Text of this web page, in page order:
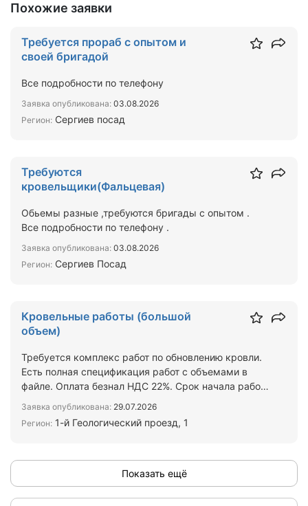
Похожие заявки
Требуется прораб с опытом и
своей бригадой
Все подробности по телефону
Заявка опубликована: 03.08.2026
Регион: Сергиев посад
Требуются
кровельщики(Фальцевая)
Обьемы разные ,требуются бригады с опытом .
Все подробности по телефону .
Заявка опубликована: 03.08.2026
Регион: Сергиев Посад
Кровельные работы (большой
объем)
Требуется комплекс работ по обновлению кровли.
Есть полная спецификация работ с объемами в
файле. Оплата безнал НДС 22%. Срок начала работ
Заявка опубликована: 29.07.2026
Регион: 1-й Геологический проезд, 1
Показать ещё